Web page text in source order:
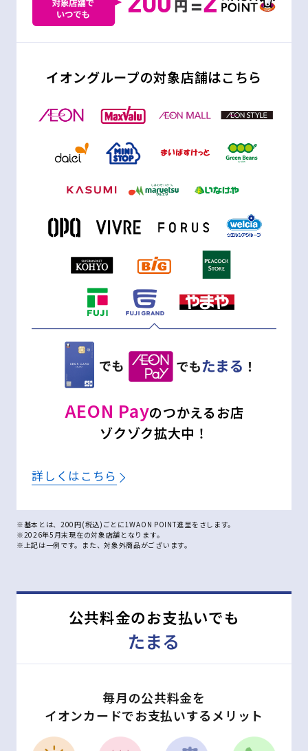
イオングループの対象店舗はこちら
AEON Payのつかえるお店
ゾクゾク拡大中！
詳しくはこちら
※基本とは、200円(税込)ごとに1WAON POINT進呈をさします。
※2026年5月末現在の対象店舗となります。
※上記は一例です。また、対象外商品がございます。
公共料金のお支払いでも
たまる
毎月の公共料金を
イオンカードでお支払いするメリット